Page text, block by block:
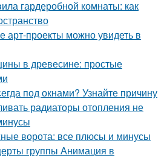
гардеробной комнаты: как
арт-проекты можно увидеть в
в древесине: простые
под окнами? Узнайте причину
радиаторы отопления не
ворота: все плюсы и минусы
группы Анимация в